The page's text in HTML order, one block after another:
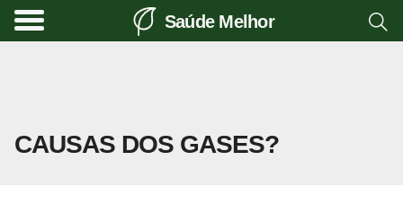
Saúde Melhor
CAUSAS DOS GASES?
A
i